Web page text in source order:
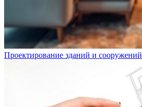
Проектирование зданий и сооружений